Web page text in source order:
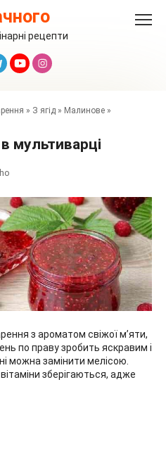
рецепти
» З ягід » Малинове »
мультиварці
з ароматом свіжої м’яти,
по праву зробить яскравим і
можна замінити мелісою.
зберігаються, адже